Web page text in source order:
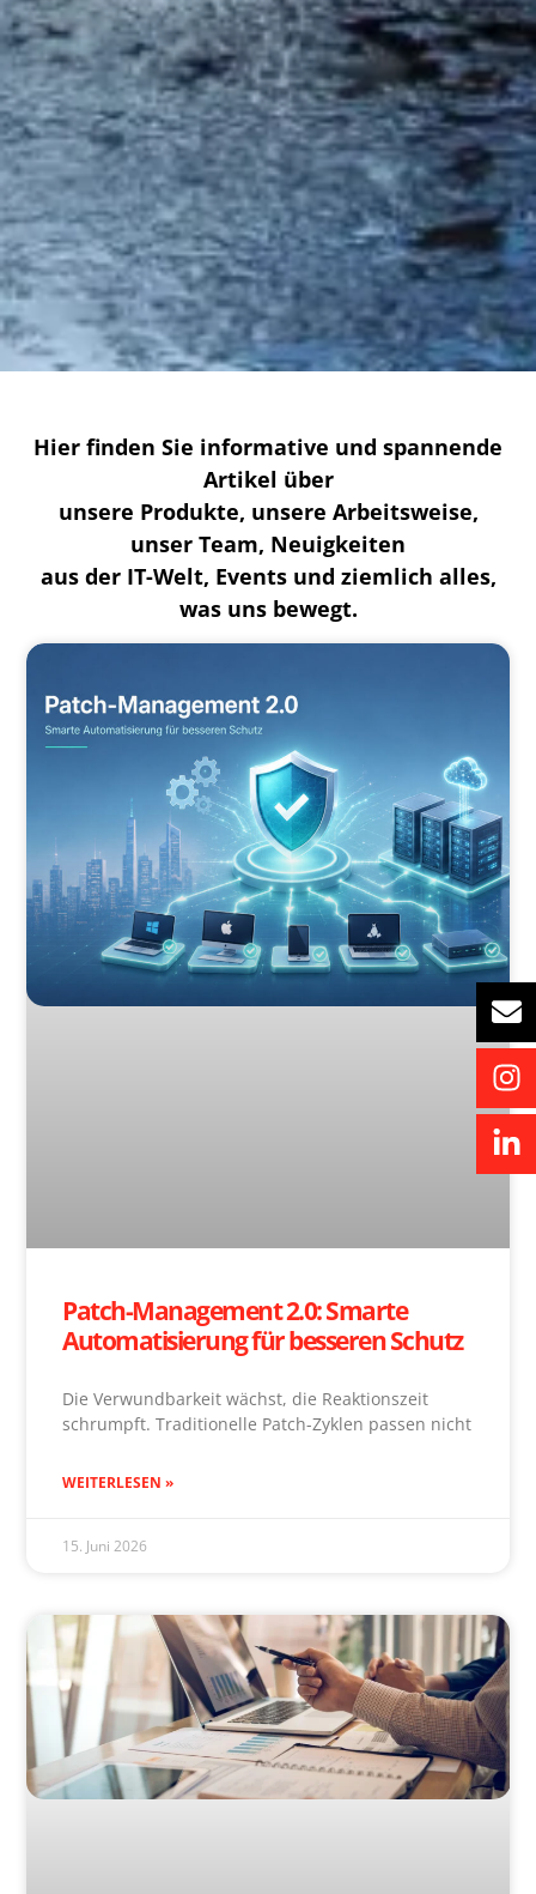
Hier finden Sie informative und spannende
Artikel über
unsere Produkte, unsere Arbeitsweise,
unser Team, Neuigkeiten
aus der IT-Welt, Events und ziemlich alles,
was uns bewegt.
Patch-Management 2.0: Smarte
Automatisierung für besseren Schutz
Die Verwundbarkeit wächst, die Reaktionszeit
schrumpft. Traditionelle Patch-Zyklen passen nicht
WEITERLESEN »
15. Juni 2026